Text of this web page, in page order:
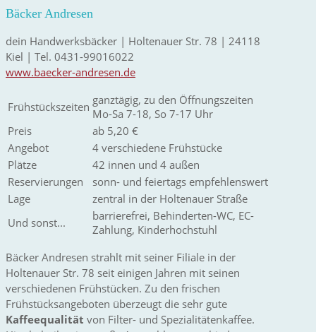
Bäcker Andresen
dein Handwerksbäcker | Holtenauer Str. 78 | 24118
Kiel | Tel. 0431-99016022
www.baecker-andresen.de
Frühstückszeiten ganztägig, zu den Öffnungszeiten
Mo-Sa 7-18, So 7-17 Uhr
Preis
ab 5,20 €
Angebot
4 verschiedene Frühstücke
Plätze
42 innen und 4 außen
Reservierungen
sonn- und feiertags empfehlenswert
Lage
zentral in der Holtenauer Straße
Und sonst...
barrierefrei, Behinderten-WC, EC-
Zahlung, Kinderhochstuhl
Bäcker Andresen strahlt mit seiner Filiale in der
Holtenauer Str. 78 seit einigen Jahren mit seinen
verschiedenen Frühstücken. Zu den frischen
Frühstücksangeboten überzeugt die sehr gute
Kaffeequalität von Filter- und Spezialitätenkaffee.